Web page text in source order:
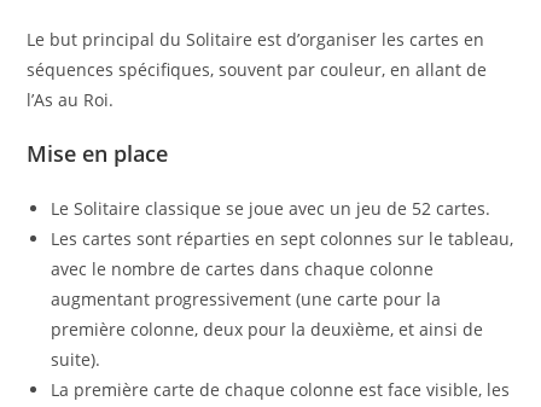
Le but principal du Solitaire est d’organiser les cartes en
séquences spécifiques, souvent par couleur, en allant de
l’As au Roi.
Mise en place
Le Solitaire classique se joue avec un jeu de 52 cartes.
Les cartes sont réparties en sept colonnes sur le tableau,
avec le nombre de cartes dans chaque colonne
augmentant progressivement (une carte pour la
première colonne, deux pour la deuxième, et ainsi de
suite).
La première carte de chaque colonne est face visible, les